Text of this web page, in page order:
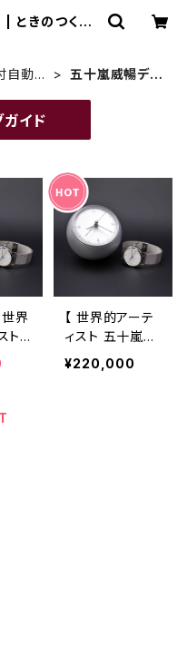
ときのつくり
自動
五十嵐威暢デザ
ガイド
界
ト
ザ
自
天
【 世界的アーテ
ィスト 五十嵐威
暢デザイン 手
巻付自動巻 ear
¥220,000